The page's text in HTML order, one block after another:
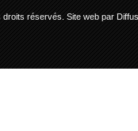
droits réservés. Site web par